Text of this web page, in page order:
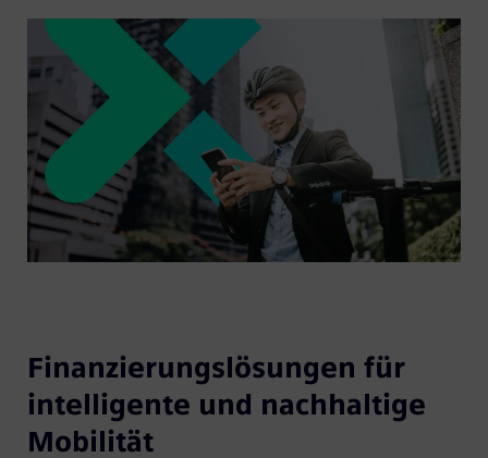
Finanzierungslösungen für
intelligente und nachhaltige
Mobilität